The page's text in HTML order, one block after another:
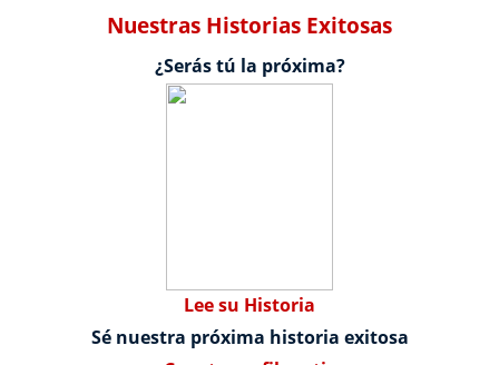
Nuestras Historias Exitosas
¿Serás tú la próxima?
Lee su Historia
Sé nuestra próxima historia exitosa